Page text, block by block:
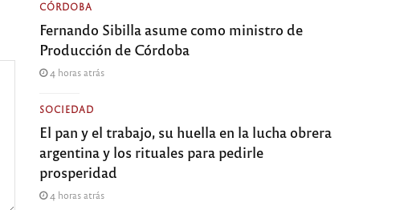
CÓRDOBA
Fernando Sibilla asume como ministro de
Producción de Córdoba
4 horas atrás
SOCIEDAD
El pan y el trabajo, su huella en la lucha obrera
argentina y los rituales para pedirle
prosperidad
4 horas atrás